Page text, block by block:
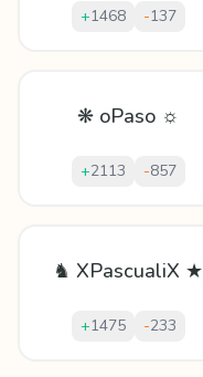
+1468 -137
❋ oPaso ☼
+2113 -857
♞ XPascualiX ★
+1475 -233